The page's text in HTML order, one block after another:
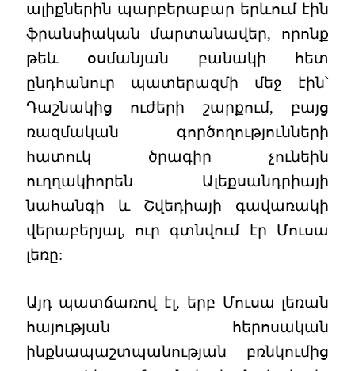
ալիքներին պարբերաբար երևում էին
ֆրանսիական մարտանավեր, որոնք
թեև օսմանյան բանակի հետ
ընդհանուր պատերազմի մեջ էին՝
Դաշնակից ուժերի շարքում, բայց
ռազմական գործողությունների
հատուկ ծրագիր չունեին
ուղղակիորեն Ալեքսանդրիայի
նահանգի և Շվեդիայի գավառակի
վերաբերյալ, ուր գտնվում էր Մուսա
լեռը:
Այդ պատճառով էլ, երբ Մուսա լեռան
հայության հերոսական
ինքնապաշտպանության բռնկումից